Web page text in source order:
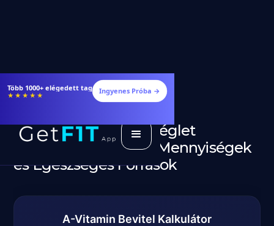
Több 1000+ elégedett tag
★★★★★ Ingyenes Próba →
A-vitamin Napi Szükséglet
Kalkulátor + Ajánlott Mennyiségek
és Egészséges Források
A-Vitamin Bevitel Kalkulátor